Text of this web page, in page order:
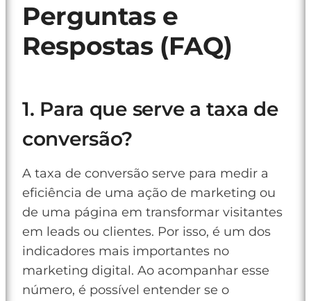
Perguntas e
Respostas (FAQ)
1. Para que serve a taxa de
conversão?
A taxa de conversão serve para medir a
eficiência de uma ação de marketing ou
de uma página em transformar visitantes
em leads ou clientes. Por isso, é um dos
indicadores mais importantes no
marketing digital. Ao acompanhar esse
número, é possível entender se o